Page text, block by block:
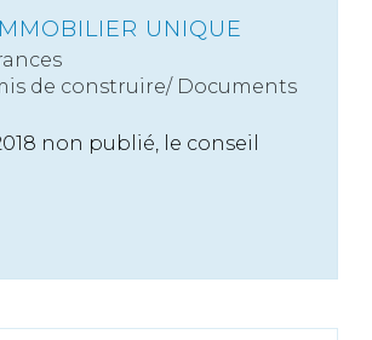
UNIQUE
de construire/ Documents
non publié, le conseil